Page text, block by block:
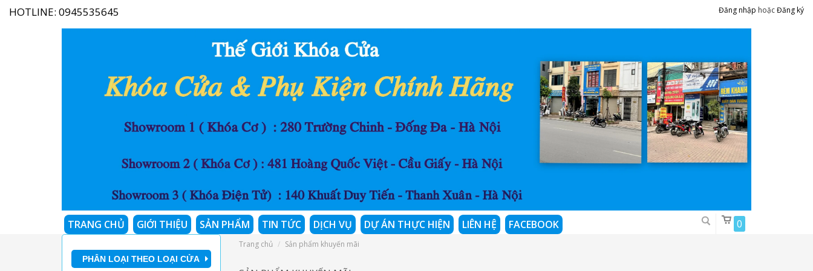
HOTLINE: 0945535645 Đăng nhập hoặcĐăng ký
TRANG CHỦ GIỚI THIỆU SẢN PHẨM TIN TỨC DỊCH VỤ DỰ ÁN THỰC HIỆN LIÊN HỆ FACEBOOK 0
PHÂN LOẠI THEO LOẠI CỬA
Trang chủ Sản phẩm khuyến mãi